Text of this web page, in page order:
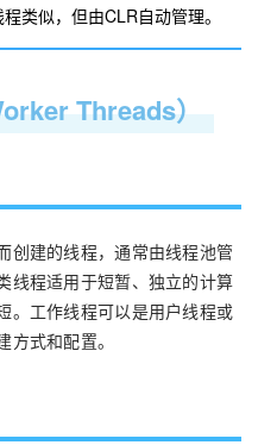
类似，但由CLR自动管理。
Threads）
创建的线程，通常由线程池管
线程适用于短暂、独立的计算
。工作线程可以是用户线程或
式和配置。